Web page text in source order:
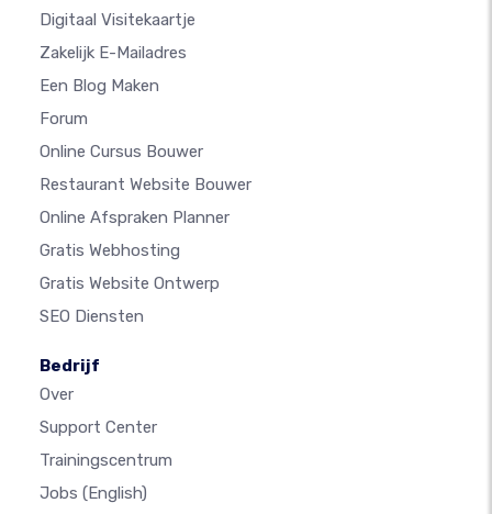
Digitaal Visitekaartje
Zakelijk E-Mailadres
Een Blog Maken
Forum
Online Cursus Bouwer
Restaurant Website Bouwer
Online Afspraken Planner
Gratis Webhosting
Gratis Website Ontwerp
SEO Diensten
Bedrijf
Over
Support Center
Trainingscentrum
Jobs (English)